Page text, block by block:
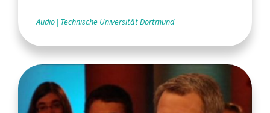
Audio Technische Universität Dortmund